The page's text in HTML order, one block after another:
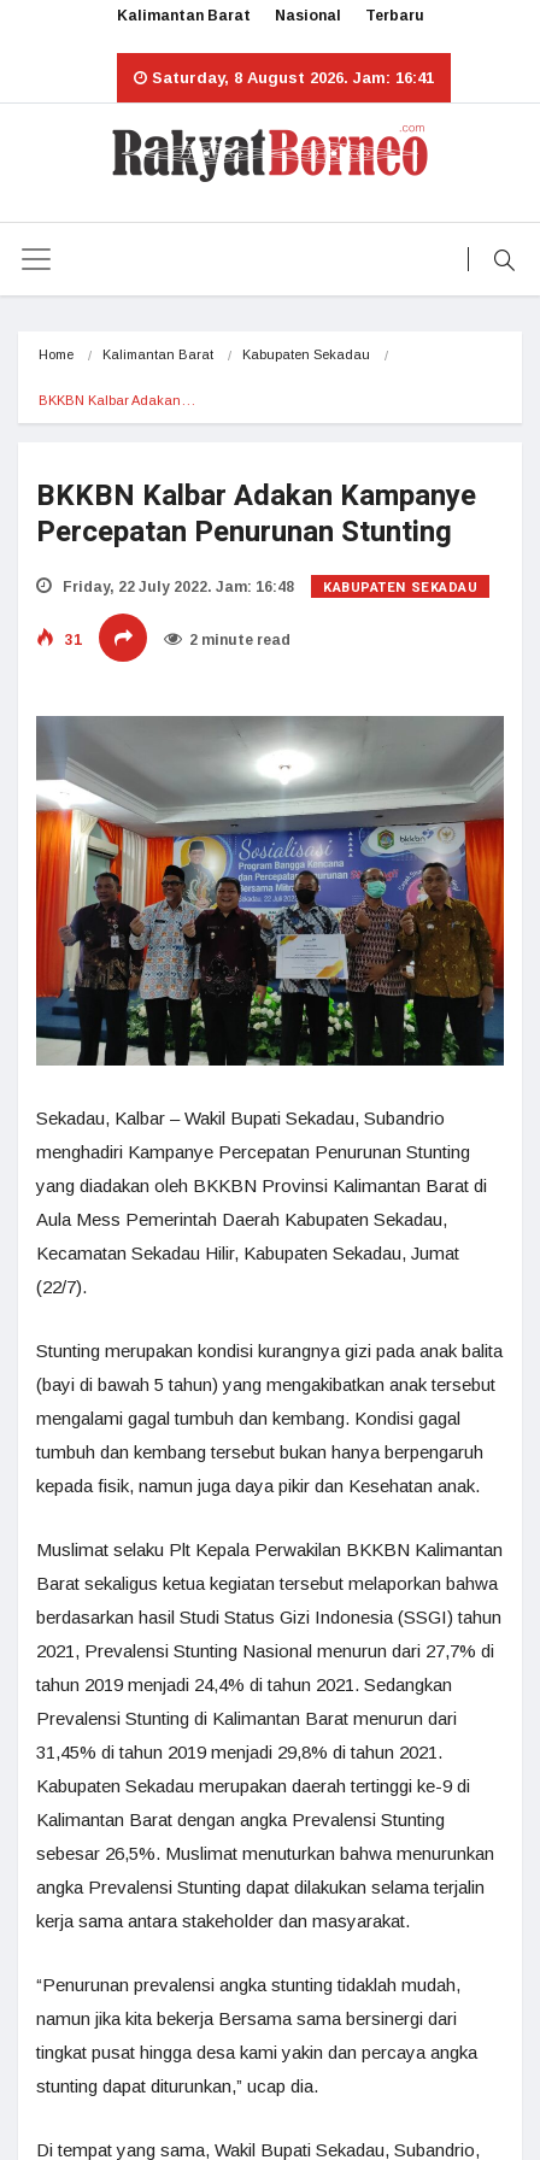
Kalimantan Barat Nasional Terbaru
Saturday, 8 August 2026. Jam: 16:41
Home Kalimantan Barat Kabupaten Sekadau
BKKBN Kalbar Adakan…
BKKBN Kalbar Adakan Kampanye
Percepatan Penurunan Stunting
Friday, 22 July 2022. Jam: 16:48 KABUPATEN SEKADAU
31 2 minute read
Sekadau, Kalbar – Wakil Bupati Sekadau, Subandrio
menghadiri Kampanye Percepatan Penurunan Stunting
yang diadakan oleh BKKBN Provinsi Kalimantan Barat di
Aula Mess Pemerintah Daerah Kabupaten Sekadau,
Kecamatan Sekadau Hilir, Kabupaten Sekadau, Jumat
(22/7).
Stunting merupakan kondisi kurangnya gizi pada anak balita
(bayi di bawah 5 tahun) yang mengakibatkan anak tersebut
mengalami gagal tumbuh dan kembang. Kondisi gagal
tumbuh dan kembang tersebut bukan hanya berpengaruh
kepada fisik, namun juga daya pikir dan Kesehatan anak.
Muslimat selaku Plt Kepala Perwakilan BKKBN Kalimantan
Barat sekaligus ketua kegiatan tersebut melaporkan bahwa
berdasarkan hasil Studi Status Gizi Indonesia (SSGI) tahun
2021, Prevalensi Stunting Nasional menurun dari 27,7% di
tahun 2019 menjadi 24,4% di tahun 2021. Sedangkan
Prevalensi Stunting di Kalimantan Barat menurun dari
31,45% di tahun 2019 menjadi 29,8% di tahun 2021.
Kabupaten Sekadau merupakan daerah tertinggi ke-9 di
Kalimantan Barat dengan angka Prevalensi Stunting
sebesar 26,5%. Muslimat menuturkan bahwa menurunkan
angka Prevalensi Stunting dapat dilakukan selama terjalin
kerja sama antara stakeholder dan masyarakat.
“Penurunan prevalensi angka stunting tidaklah mudah,
namun jika kita bekerja Bersama sama bersinergi dari
tingkat pusat hingga desa kami yakin dan percaya angka
stunting dapat diturunkan,” ucap dia.
Di tempat yang sama, Wakil Bupati Sekadau, Subandrio,